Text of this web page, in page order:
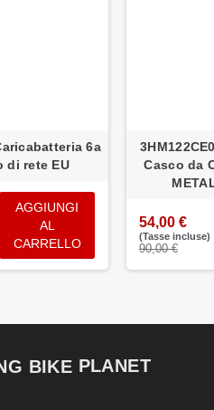
6a
di rete EU
AGGIUNGI
AL
CARRELLO
Casco da
54,00 €
(Tasse incluse)
90,00 €
PLANET